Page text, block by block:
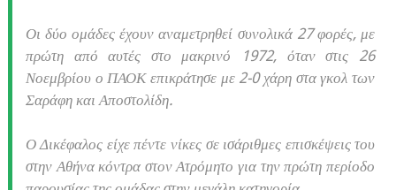
Οι δύο ομάδες έχουν αναμετρηθεί συνολικά 27 φορές, με
πρώτη από αυτές στο μακρινό 1972, όταν στις 26
Νοεμβρίου ο ΠΑΟΚ επικράτησε με 2-0 χάρη στα γκολ των
Σαράφη και Αποστολίδη.
Ο Δικέφαλος είχε πέντε νίκες σε ισάριθμες επισκέψεις του
στην Αθήνα κόντρα στον Ατρόμητο για την πρώτη περίοδο